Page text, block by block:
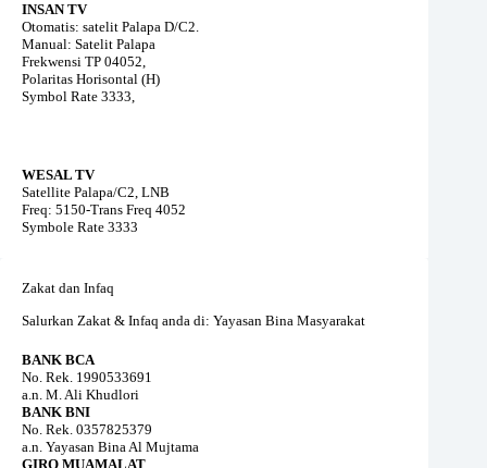
INSAN TV
Otomatis: satelit Palapa D/C2.
Manual: Satelit Palapa
Frekwensi TP 04052,
Polaritas Horisontal (H)
Symbol Rate 3333,
WESAL TV
Satellite Palapa/C2, LNB
Freq: 5150-Trans Freq 4052
Symbole Rate 3333
Zakat dan Infaq
Salurkan Zakat & Infaq anda di: Yayasan Bina Masyarakat
BANK BCA
No. Rek. 1990533691
a.n. M. Ali Khudlori
BANK BNI
No. Rek. 0357825379
a.n. Yayasan Bina Al Mujtama
GIRO MUAMALAT